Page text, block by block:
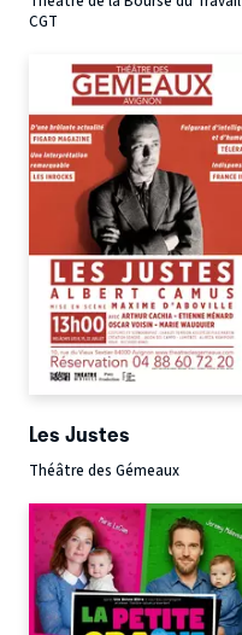
CGT
Les Justes
Théâtre des Gémeaux